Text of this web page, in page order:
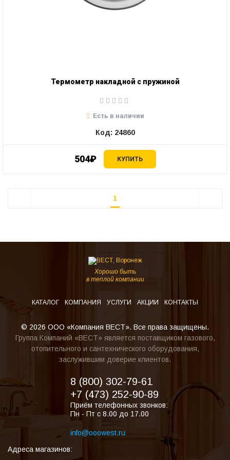
Термометр накладной с пружиной
504₽ КУПИТЬ
Есть в наличии
Код: 24860
1
Хорошо быть
в теплой компании
КАТАЛОГ КОМПАНИЯ УСЛУГИ АКЦИИ КОНТАКТЫ
© 2026 ООО «Компания ВЕСТ». Все права защищены.
Группа Компаний «ВЕСТ» является поставщиком газового,
отопительного и сантехнического оборудования,
заслужившим доверие клиентов.
8 (800) 302-79-61
+7 (473) 252-90-89
Приём телефонных звонков:
Пн - Пт с 8.00 до 17.00
info@ooowest.ru
Адреса магазинов: